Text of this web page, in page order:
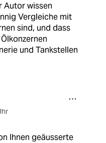
Autor wissen
Vergleiche mit
sind, und dass
und Tankstellen
Ihnen geäusserte